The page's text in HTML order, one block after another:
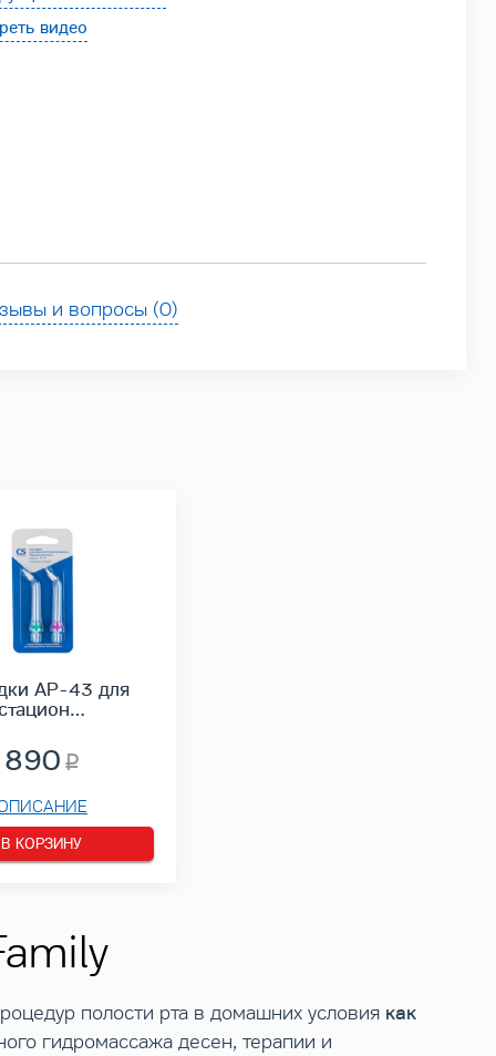
видео
и вопросы (0)
AP-43 для
стацион…
890
В КОРЗИНУ
полости рта в домашних условия как
гидромассажа десен, терапии и